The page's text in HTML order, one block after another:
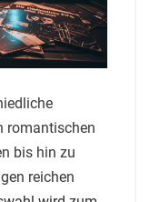
romantischen
bis hin zu
reichen